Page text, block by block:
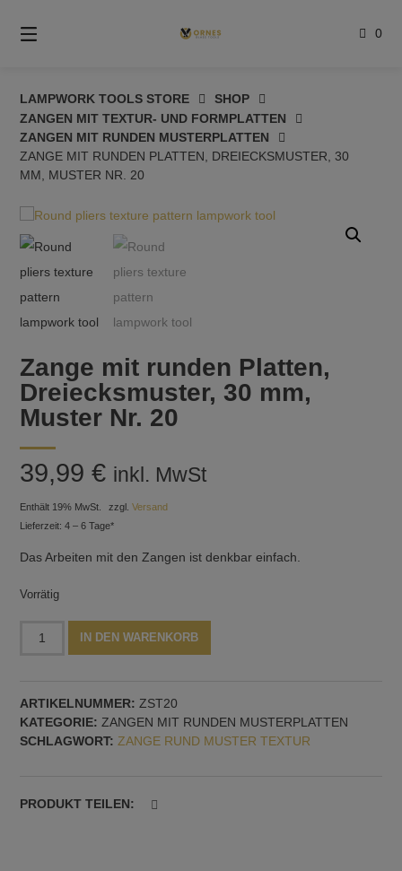
zum
Inhalt
0
LAMPWORK TOOLS STORE
SHOP
ZANGEN MIT TEXTUR- UND FORMPLATTEN
ZANGEN MIT RUNDEN MUSTERPLATTEN
ZANGE MIT RUNDEN PLATTEN, DREIECKSMUSTER, 30
MM, MUSTER NR. 20
Zange mit runden Platten,
Dreiecksmuster, 30 mm,
Muster Nr. 20
39,99€ inkl. MwSt
Enthält 19% MwSt. zzgl.Versand
Lieferzeit: 4 – 6 Tage*
Das Arbeiten mit den Zangen ist denkbar einfach.
Vorrätig
Dreiecksmuster,
30
mm,
20
IN DEN WARENKORB
ARTIKELNUMMER: ZST20
KATEGORIE: ZANGEN MIT RUNDEN MUSTERPLATTEN
SCHLAGWORT: ZANGE RUND MUSTER TEXTUR
PRODUKT TEILEN: